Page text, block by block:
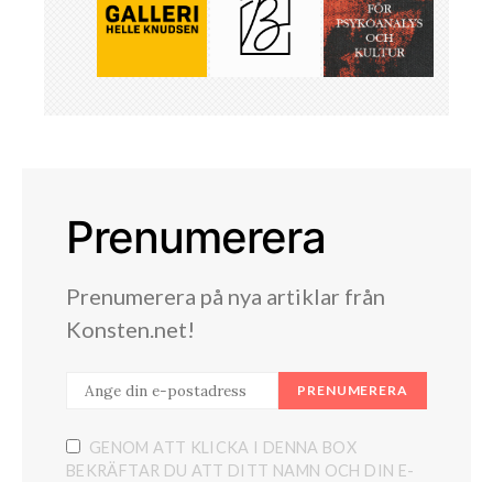
Prenumerera
Prenumerera på nya artiklar från
Konsten.net!
PRENUMERERA
GENOM ATT KLICKA I DENNA BOX
BEKRÄFTAR DU ATT DITT NAMN OCH DIN E-